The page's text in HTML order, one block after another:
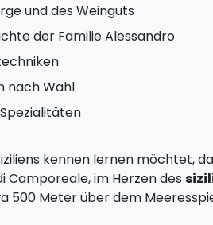
und des Weinguts
der Familie Alessandro
nach Wahl
kennen lernen möchtet,
Camporeale, im Herzen des
500 Meter über dem